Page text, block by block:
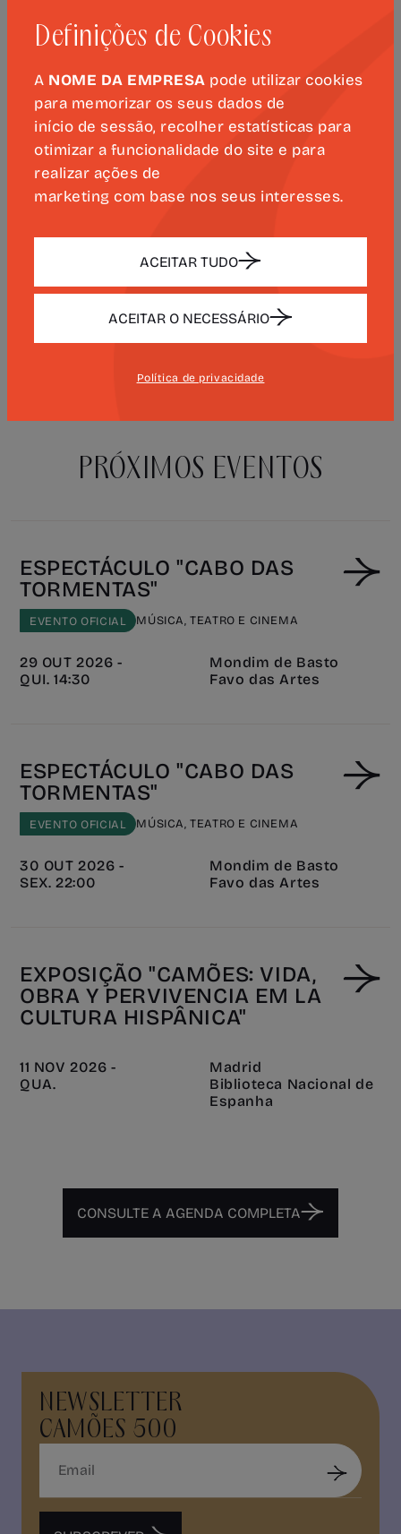
atualidade do seu pensamento na
cultura contemporânea.
Esta iniciativa integra-se nas atividades
académicas promovidas pelo Instituto
de Humanismo y Tradición Clásica (IHTC),
da Universidade de León, que visam
reforçar o diálogo e o intercâmbio
especial com o Centro Interuniversitário
de Estudos Camonianos, da
Universidade de Coimbra (CIEC), onde
vários investigadores do IHTC têm
desenvolvido estágios e projetos de
PRÓXIMOS EVENTOS
ESPECTÁCULO "CABO DAS
TORMENTAS"
EVENTO OFICIAL MÚSICA, TEATRO E CINEMA
29 OUT 2026 -
QUI. 14:30
Mondim de Basto
Favo das Artes
ESPECTÁCULO "CABO DAS
TORMENTAS"
EVENTO OFICIAL MÚSICA, TEATRO E CINEMA
30 OUT 2026 -
SEX. 22:00
Mondim de Basto
Favo das Artes
EXPOSIÇÃO "CAMÕES: VIDA,
OBRA Y PERVIVENCIA EM LA
CULTURA HISPÂNICA"
11 NOV 2026 -
QUA.
Madrid
Biblioteca Nacional de
Espanha
CONSULTE A AGENDA COMPLETA
NEWSLETTER
CAMÕES 500
Definições de Cookies
A NOME DA EMPRESA pode utilizar cookies
para memorizar os seus dados de
início de sessão, recolher estatísticas para
otimizar a funcionalidade do site e para
realizar ações de
marketing com base nos seus interesses.
ACEITAR TUDO
ACEITAR O NECESSÁRIO
Política de privacidade